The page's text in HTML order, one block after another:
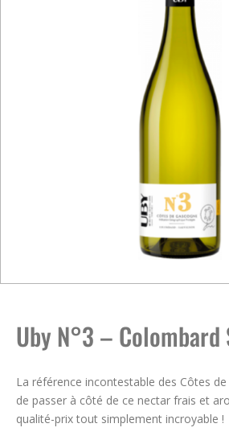
Uby N°3 – Colombard
La référence incontestable des Côtes
de passer à côté de ce nectar frais et
qualité-prix tout simplement incroyable !